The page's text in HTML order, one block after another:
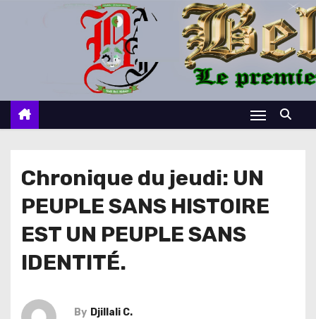
c
Chronique du jeudi: UN
PEUPLE SANS HISTOIRE
EST UN PEUPLE SANS
IDENTITÉ.
By Djillali C.